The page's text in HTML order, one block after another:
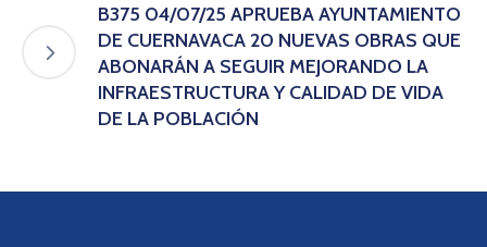
B375 04/07/25 APRUEBA AYUNTAMIENTO
DE CUERNAVACA 20 NUEVAS OBRAS QUE
ABONARÁN A SEGUIR MEJORANDO LA
INFRAESTRUCTURA Y CALIDAD DE VIDA
DE LA POBLACIÓN